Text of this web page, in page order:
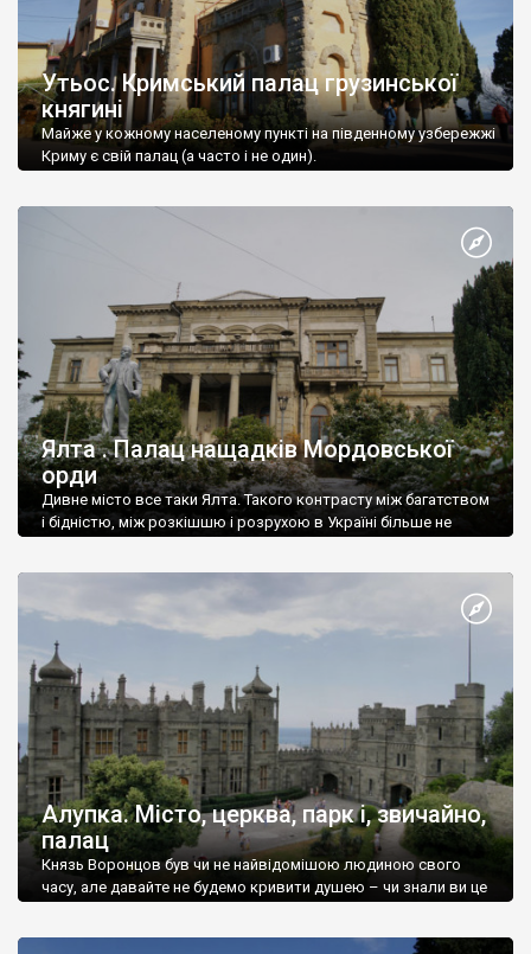
Утьос. Кримський палац грузинської
княгині
Майже у кожному населеному пункті на південному узбережжі
Криму є свій палац (а часто і не один).
Ялта . Палац нащадків Мордовської
орди
Дивне місто все таки Ялта. Такого контрасту між багатством
і бідністю, між розкішшю і розрухою в Україні більше не
Алупка. Місто, церква, парк і, звичайно,
палац
Князь Воронцов був чи не найвідомішою людиною свого
часу, але давайте не будемо кривити душею – чи знали ви це